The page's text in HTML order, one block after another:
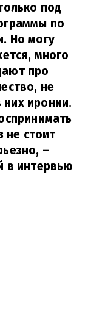
под
по
Но могу
много
про
не
иронии.
не стоит
–
в интервью